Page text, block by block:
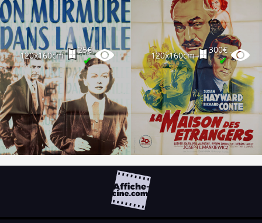
120x160cm
25€
✔ 120x160cm
300€
✔